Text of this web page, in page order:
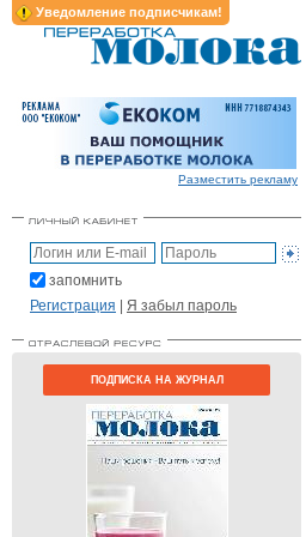
Уведомление подписчикам!
Разместить рекламу
запомнить
Регистрация | Я забыл пароль
ПОДПИСКА НА ЖУРНАЛ